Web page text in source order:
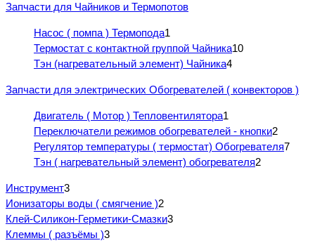
Запчасти для Чайников и Термопотов
Насос ( помпа ) Термопода1
Термостат с контактной группой Чайника10
Тэн (нагревательный элемент) Чайника4
Запчасти для электрических Обогревателей ( конвекторов )
Двигатель ( Мотор ) Тепловентилятора1
Переключатели режимов обогревателей - кнопки2
Регулятор температуры ( термостат) Обогревателя7
Тэн ( нагревательный элемент) обогревателя2
Инструмент3
Ионизаторы воды ( смягчение )2
Клей-Силикон-Герметики-Смазки3
Клеммы ( разъёмы )3